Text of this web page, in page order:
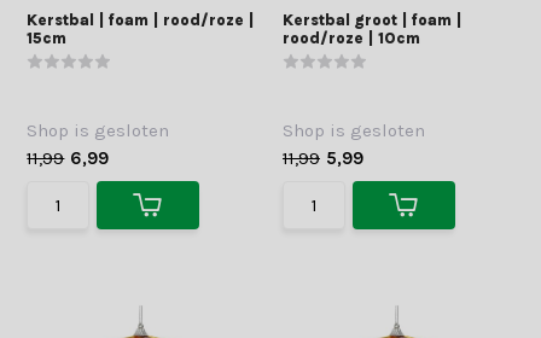
Kerstbal | foam | rood/roze |
15cm
Shop is gesloten
11,99 6,99
Kerstbal groot | foam |
rood/roze | 10cm
Shop is gesloten
11,99 5,99